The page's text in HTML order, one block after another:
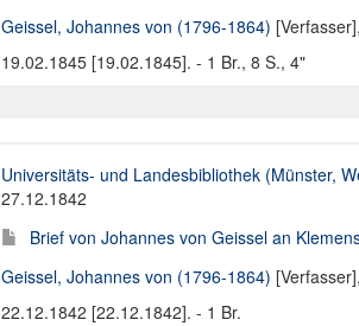
Geissel, Johannes von (1796-1864)
19.02.1845 [19.02.1845]. - 1 Br., 8 S., 4"
Universitäts- und Landesbibliothek (Münster,
27.12.1842
Brief von Johannes von Geissel an
Geissel, Johannes von (1796-1864)
22.12.1842 [22.12.1842]. - 1 Br.